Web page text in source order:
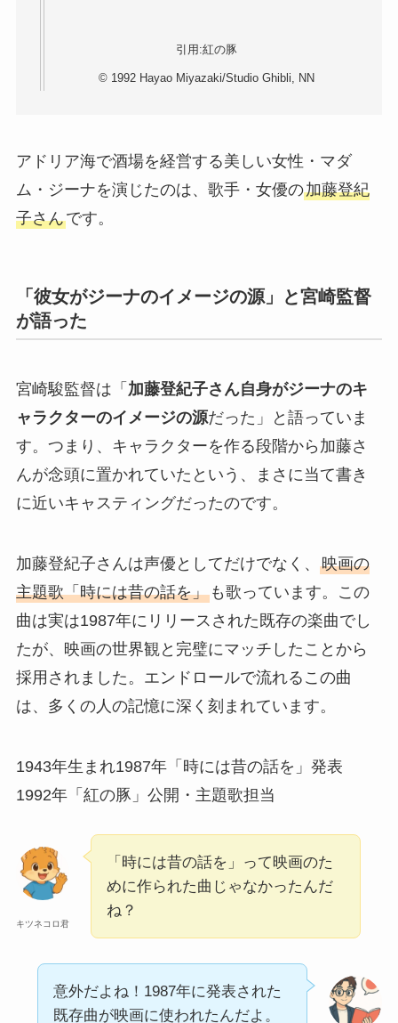
引用:紅の豚
© 1992 Hayao Miyazaki/Studio Ghibli, NN
アドリア海で酒場を経営する美しい女性・マダ
ム・ジーナを演じたのは、歌手・女優の加藤登紀
子さんです。
「彼女がジーナのイメージの源」と宮崎監督
が語った
宮崎駿監督は「 加藤登紀子さん自身がジーナのキ
ャラクターのイメージの源だった」と語っていま
す。つまり、キャラクターを作る段階から加藤さ
んが念頭に置かれていたという、まさに当て書き
に近いキャスティングだったのです。
加藤登紀子さんは声優としてだけでなく、 映画の
主題歌「時には昔の話を」も歌っています。この
曲は実は1987年にリリースされた既存の楽曲でし
たが、映画の世界観と完璧にマッチしたことから
採用されました。エンドロールで流れるこの曲
は、多くの人の記憶に深く刻まれています。
1943年生まれ1987年「時には昔の話を」発表
1992年「紅の豚」公開・主題歌担当
キツネコロ君
「時には昔の話を」って映画のた
めに作られた曲じゃなかったんだ
ね？
意外だよね！1987年に発表された
既存曲が映画に使われたんだよ。